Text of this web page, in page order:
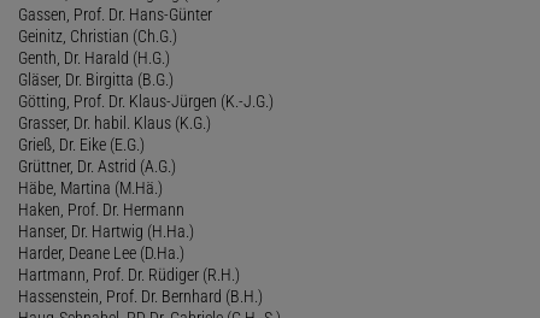
Gassen, Prof. Dr. Hans-Günter
Geinitz, Christian (Ch.G.)
Genth, Dr. Harald (H.G.)
Gläser, Dr. Birgitta (B.G.)
Götting, Prof. Dr. Klaus-Jürgen (K.-J.G.)
Grasser, Dr. habil. Klaus (K.G.)
Grieß, Dr. Eike (E.G.)
Grüttner, Dr. Astrid (A.G.)
Häbe, Martina (M.Hä.)
Haken, Prof. Dr. Hermann
Hanser, Dr. Hartwig (H.Ha.)
Harder, Deane Lee (D.Ha.)
Hartmann, Prof. Dr. Rüdiger (R.H.)
Hassenstein, Prof. Dr. Bernhard (B.H.)